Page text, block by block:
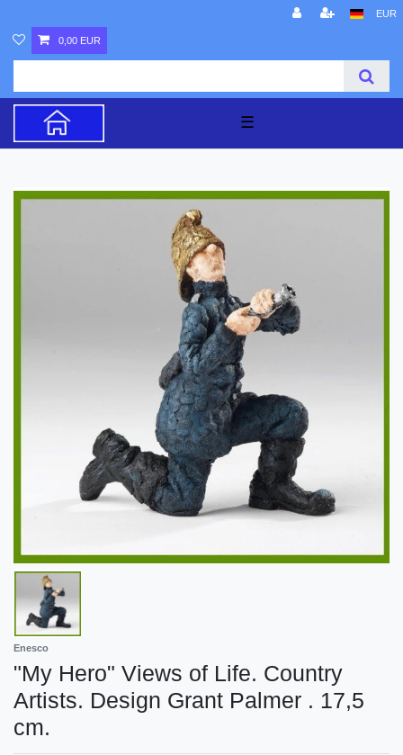
EUR
0,00 EUR
☰
Enesco
"My Hero" Views of Life. Country
Artists. Design Grant Palmer . 17,5
cm.